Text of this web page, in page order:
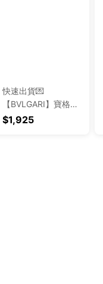
快速出貨💌
【BVLGARI】寶格麗
歡沁玫香髮香噴霧
$1,925